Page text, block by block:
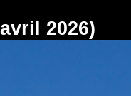
2026)